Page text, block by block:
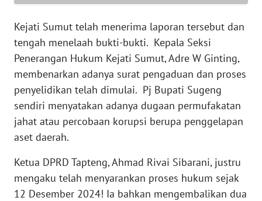
Kejati Sumut telah menerima laporan tersebut dan
tengah menelaah bukti-bukti. Kepala Seksi
Penerangan Hukum Kejati Sumut, Adre W Ginting,
membenarkan adanya surat pengaduan dan proses
penyelidikan telah dimulai. Pj Bupati Sugeng
sendiri menyatakan adanya dugaan permufakatan
jahat atau percobaan korupsi berupa penggelapan
aset daerah.
Ketua DPRD Tapteng, Ahmad Rivai Sibarani, justru
mengaku telah menyarankan proses hukum sejak
12 Desember 2024! Ia bahkan mengembalikan dua
KEPRI
WN
PAPUA
WN
PAPUA
BARAT
WN
WN
SERAMBI